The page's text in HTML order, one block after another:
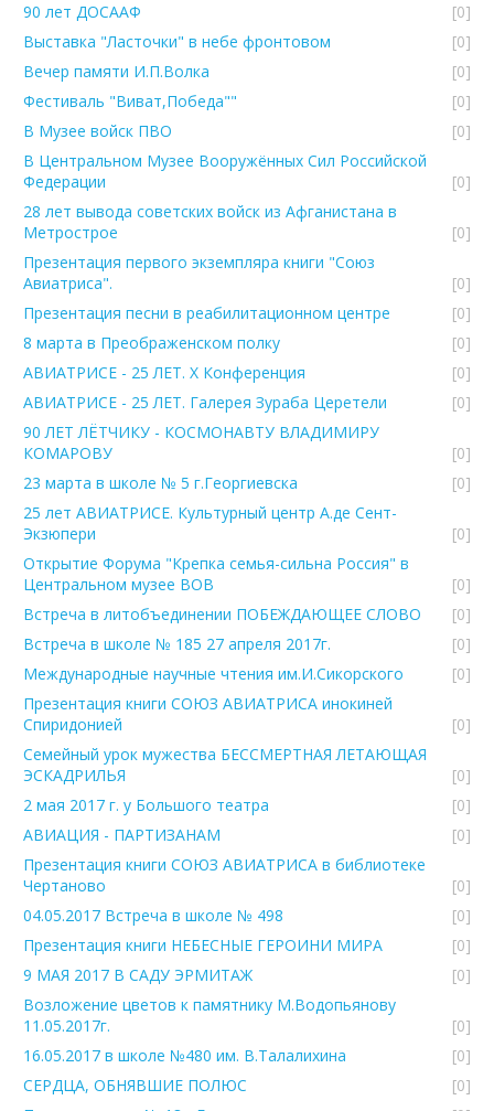
90 лет ДОСААФ
[0]
Выставка "Ласточки" в небе фронтовом
[0]
Вечер памяти И.П.Волка
[0]
Фестиваль "Виват,Победа""
[0]
В Музее войск ПВО
[0]
В Центральном Музее Вооружённых Сил Российской
Федерации
[0]
28 лет вывода советских войск из Афганистана в
Метрострое
[0]
Презентация первого экземпляра книги "Союз
Авиатриса".
[0]
Презентация песни в реабилитационном центре
[0]
8 марта в Преображенском полку
[0]
АВИАТРИСЕ - 25 ЛЕТ. Х Конференция
[0]
АВИАТРИСЕ - 25 ЛЕТ. Галерея Зураба Церетели
[0]
90 ЛЕТ ЛЁТЧИКУ - КОСМОНАВТУ ВЛАДИМИРУ
КОМАРОВУ
[0]
23 марта в школе № 5 г.Георгиевска
[0]
25 лет АВИАТРИСЕ. Культурный центр А.де Сент-
Экзюпери
[0]
Открытие Форума "Крепка семья-сильна Россия" в
Центральном музее ВОВ
[0]
Встреча в литобъединении ПОБЕЖДАЮЩЕЕ СЛОВО
[0]
Встреча в школе № 185 27 апреля 2017г.
[0]
Международные научные чтения им.И.Сикорского
[0]
Презентация книги СОЮЗ АВИАТРИСА инокиней
Спиридонией
[0]
Семейный урок мужества БЕССМЕРТНАЯ ЛЕТАЮЩАЯ
ЭСКАДРИЛЬЯ
[0]
2 мая 2017 г. у Большого театра
[0]
АВИАЦИЯ - ПАРТИЗАНАМ
[0]
Презентация книги СОЮЗ АВИАТРИСА в библиотеке
Чертаново
[0]
04.05.2017 Встреча в школе № 498
[0]
Презентация книги НЕБЕСНЫЕ ГЕРОИНИ МИРА
[0]
9 МАЯ 2017 В САДУ ЭРМИТАЖ
[0]
Возложение цветов к памятнику М.Водопьянову
11.05.2017г.
[0]
16.05.2017 в школе №480 им. В.Талалихина
[0]
СЕРДЦА, ОБНЯВШИЕ ПОЛЮС
[0]